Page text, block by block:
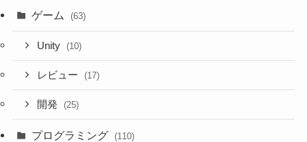
ゲーム (63)
Unity (10)
レビュー (17)
開発 (25)
プログラミング (110)